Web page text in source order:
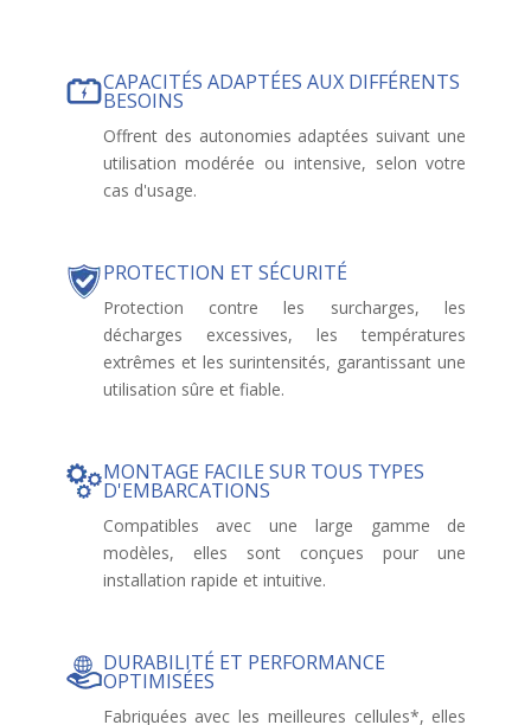
CAPACITÉS ADAPTÉES AUX DIFFÉRENTS
BESOINS
Offrent des autonomies adaptées suivant une
utilisation modérée ou intensive, selon votre
cas d'usage.
PROTECTION ET SÉCURITÉ
Protection contre les surcharges, les
décharges excessives, les températures
extrêmes et les surintensités, garantissant une
utilisation sûre et fiable.
MONTAGE FACILE SUR TOUS TYPES
D'EMBARCATIONS
Compatibles avec une large gamme de
modèles, elles sont conçues pour une
installation rapide et intuitive.
DURABILITÉ ET PERFORMANCE
OPTIMISÉES
Fabriquées avec les meilleures cellules*, elles